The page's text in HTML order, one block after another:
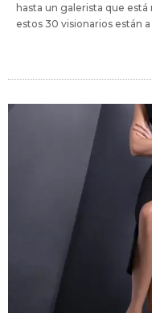
hasta un galerista que
estos 30 visionarios están